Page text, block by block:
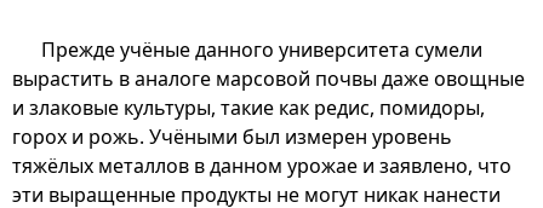
Прежде учёные данного университета сумели
вырастить в аналоге марсовой почвы даже овощные
и злаковые культуры, такие как редис, помидоры,
горох и рожь. Учёными был измерен уровень
тяжёлых металлов в данном урожае и заявлено, что
эти выращенные продукты не могут никак нанести